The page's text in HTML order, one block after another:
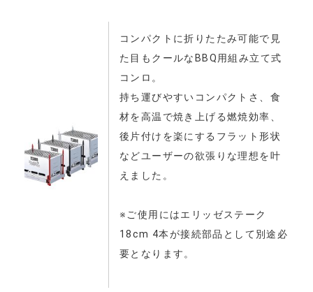
コンパクトに折りたたみ可能で見
た目もクールなBBQ用組み立て式
コンロ。
持ち運びやすいコンパクトさ、食
材を高温で焼き上げる燃焼効率、
後片付けを楽にするフラット形状
などユーザーの欲張りな理想を叶
えました。
※ご使用にはエリッゼステーク
18cm 4本が接続部品として別途必
要となります。